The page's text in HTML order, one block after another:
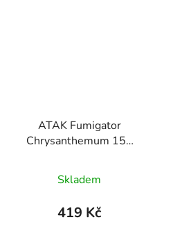
ATAK Fumigator
Chrysanthemum 150
Skladem
419 Kč